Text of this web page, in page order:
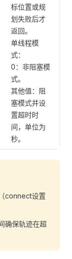
标位置或规
划失败后才
返回。
单线程模
式：
0：非阻塞模
式。
其他值：阻
塞模式并设
置超时时
间，单位为
秒。
connect设置
确保轨迹在超